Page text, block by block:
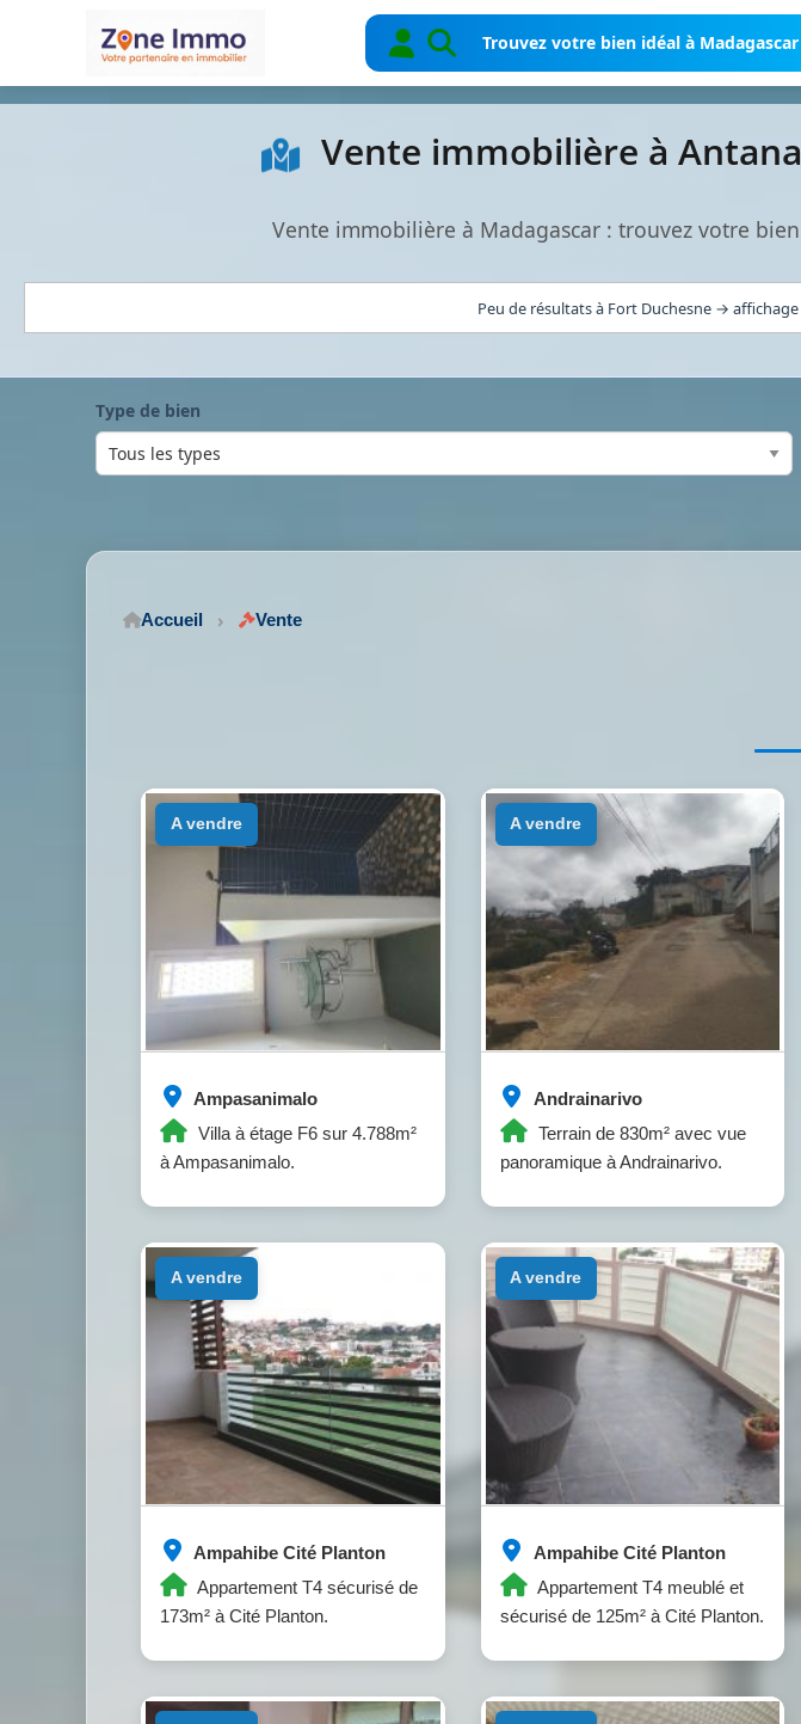
Trouvez votre bien idéal à Madagascar
Vente immobilière à
Vente immobilière à Madagascar : trouvez votre
Peu de résultats à Fort Duchesne →
Type de bien
Accueil Vente
Ampasanimalo
Villa à étage F6 sur 4.788m²
à Ampasanimalo.
a vendre
Andrainarivo
Terrain de 830m² avec vue
panoramique à Andrainarivo.
a vendre
Ampahibe Cité Planton
Appartement T4 sécurisé de
173m² à Cité Planton.
a vendre
Ampahibe Cité Planton
Appartement T4 meublé et
sécurisé de 125m² à Cité Planton.
a vendre